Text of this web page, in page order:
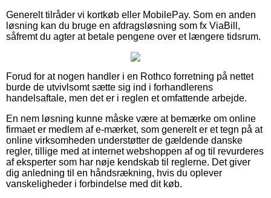
Generelt tilråder vi kortkøb eller MobilePay. Som en anden
løsning kan du bruge en afdragsløsning som fx ViaBill,
såfremt du agter at betale pengene over et længere tidsrum.
Forud for at nogen handler i en Rothco forretning på nettet
burde de utvivlsomt sætte sig ind i forhandlerens
handelsaftale, men det er i reglen et omfattende arbejde.
En nem løsning kunne måske være at bemærke om online
firmaet er medlem af e-mærket, som generelt er et tegn på at
online virksomheden understøtter de gældende danske
regler, tillige med at internet webshoppen af og til revurderes
af eksperter som har nøje kendskab til reglerne. Det giver
dig anledning til en håndsrækning, hvis du oplever
vanskeligheder i forbindelse med dit køb.